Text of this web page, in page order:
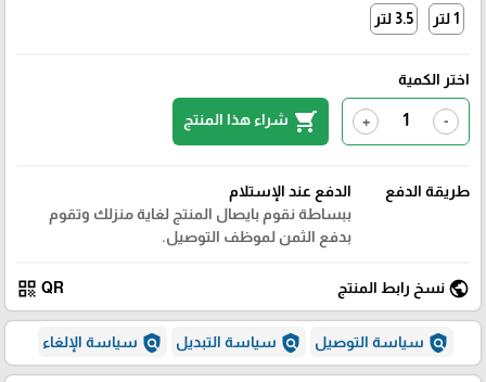
1 لتر
3.5 لتر
اختر الكمية
-
+
shopping_cart شراء هذا المنتج
طريقة الدفع
الدفع عند الإستلام
ببساطة نقوم بايصال المنتج لغاية منزلك وتقوم
بدفع الثمن لموظف التوصيل.
public نسخ رابط المنتج QR
qr_code
policy سياسة التوصيل policy سياسة التبديل policy سياسة الإلغاء